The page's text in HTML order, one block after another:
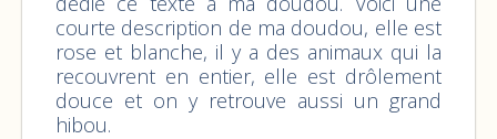
courte description de ma doudou, elle est
rose et blanche, il y a des animaux qui la
recouvrent en entier, elle est drôlement
douce et on y retrouve aussi un grand
hibou.